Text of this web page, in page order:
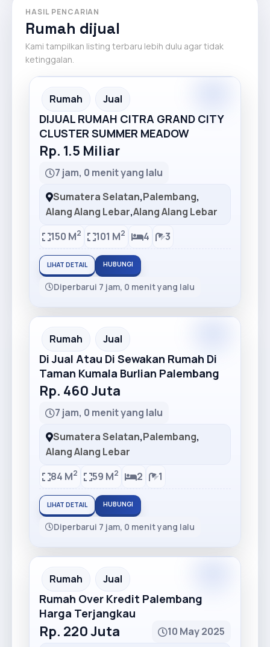
HASIL PENCARIAN
Rumah dijual
Kami tampilkan listing terbaru lebih dulu agar tidak
ketinggalan.
Rumah Jual
DIJUAL RUMAH CITRA GRAND CITY
CLUSTER SUMMER MEADOW
Rp. 1.5 Miliar
7 jam, 0 menit yang lalu
Sumatera Selatan,Palembang,
Alang Alang Lebar,Alang Alang Lebar
150 M2 101 M2 4 3
LIHAT DETAIL HUBUNGI
Diperbarui 7 jam, 0 menit yang lalu
Recommended
Rumah Jual
Di Jual Atau Di Sewakan Rumah Di
Taman Kumala Burlian Palembang
Rp. 460 Juta
7 jam, 0 menit yang lalu
Sumatera Selatan,Palembang,
Alang Alang Lebar
84 M2 59 M2 2 1
LIHAT DETAIL HUBUNGI
Diperbarui 7 jam, 0 menit yang lalu
Recommended
Rumah Jual
Rumah Over Kredit Palembang
Harga Terjangkau
Rp. 220 Juta 10 May 2025